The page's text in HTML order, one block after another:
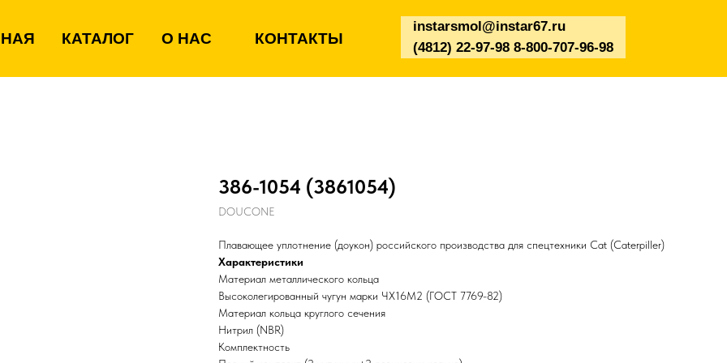
КАТАЛОГ О НАС КОНТАКТЫ
(4812) 22-97-98 8-800-707-96-98
instarsmol@instar67.ru
386-1054 (3861054)
DOUCONE
Плавающее уплотнение (доукон) российского производства для спецтехники Cat (Caterpiller)
Характеристики
Материал металлического кольца
Высоколегированный чугун марки ЧХ16М2 (ГОСТ 7769-82)
Материал кольца круглого сечения
Нитрил (NBR)
Комплектность